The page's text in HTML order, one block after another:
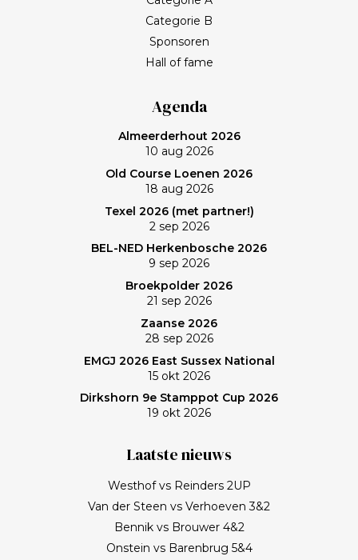
was ‘even helemaal niets; heerlijk’, zo maakt Frank de
verlies was voorzien; gedaan en laten, dus. Maar de
memorabele ronde en de waanzinnige slagen van
Frank zullen mij nog lang bijblijven. Topgast, topdag!
Frank, bedankt!
Categorie B
Sponsoren
Hall of fame
Agenda
Almeerderhout 2026
10 aug 2026
Old Course Loenen 2026
18 aug 2026
Texel 2026 (met partner!)
2 sep 2026
BEL-NED Herkenbosche 2026
9 sep 2026
Broekpolder 2026
21 sep 2026
Zaanse 2026
28 sep 2026
EMGJ 2026 East Sussex National
15 okt 2026
Dirkshorn 9e Stamppot Cup 2026
19 okt 2026
Laatste nieuws
Westhof vs Reinders 2UP
Van der Steen vs Verhoeven 3&2
Bennik vs Brouwer 4&2
Onstein vs Barenbrug 5&4